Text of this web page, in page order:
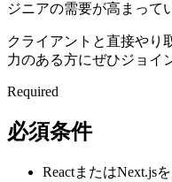
ジニアの需要が高まって
クライアントと直接やり
力のある方にぜひジョイ
Required
必須条件
ReactまたはNext.js